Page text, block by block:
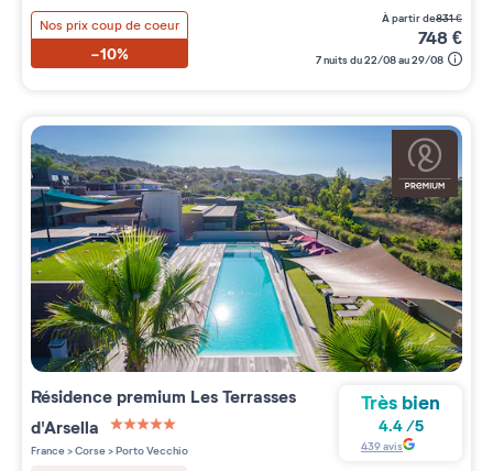
Nos prix coup de coeur
-10%
à partir de831€
748€
7 nuits du 22/08 au 29/08
Résidence premium Les Terrasses
d'Arsella
5 étoiles sur 5
France>Corse>Porto Vecchio
Très bien
4.4/5
439avis